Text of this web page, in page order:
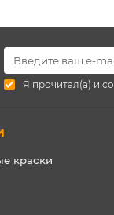
Я прочитал(а) и
краски